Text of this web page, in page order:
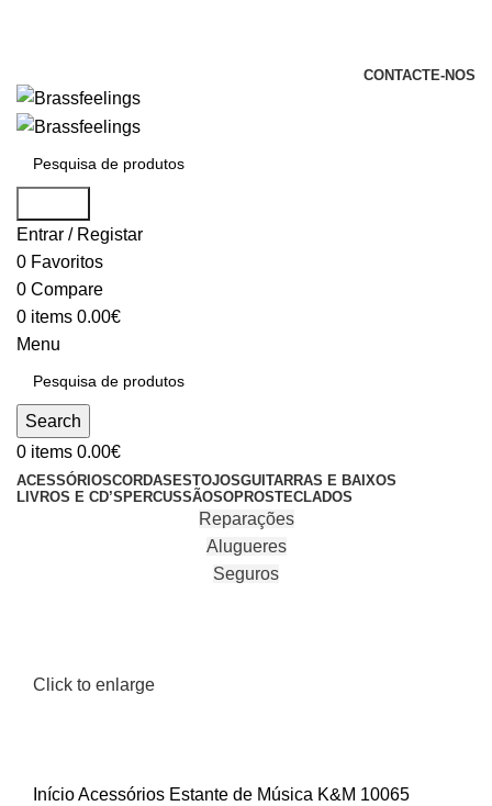
CONTACTE-NOS
Entrar / Registar
0 Favoritos
0 Compare
0 items 0.00€
Menu
Search
0 items 0.00€
ACESSÓRIOSCORDAS ESTOJOSGUITARRAS E BAIXOS
LIVROS E CD’S PERCUSSÃOSOPROSTECLADOS
Reparações
Alugueres
Seguros
Click to enlarge
InícioAcessórios Estante de Música K&M 10065